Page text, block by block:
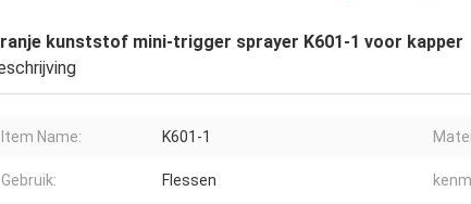
kunststof mini-trigger sprayer K601-1 voor kapper
Item Name: K601-1
Gebruik: Flessen